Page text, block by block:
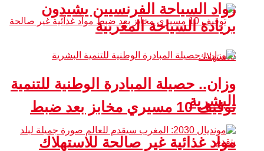
توقيف 10 مسيري مخابز بعد ضبط
مواد غذائية غير صالحة للاستهلاك
رواد السياحة الفرنسيين يشيدون
بريادة السياحة المغربية
وزان.. حصيلة المبادرة الوطنية للتنمية
البشرية